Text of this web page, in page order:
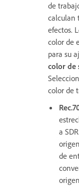
de
calculan
efectos.
color de
para su
color de
color de
a
de